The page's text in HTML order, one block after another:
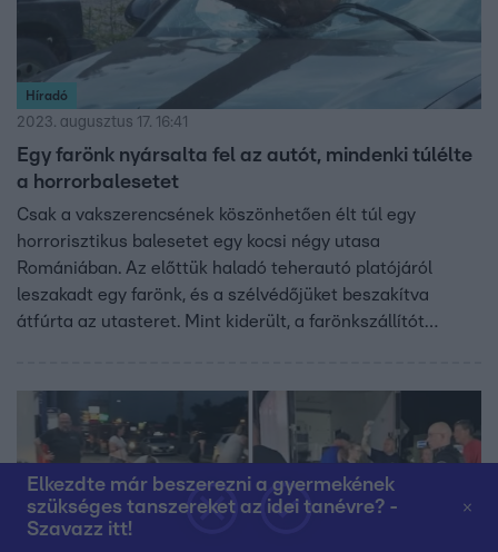
Elkezdte már beszerezni a gyermekének
szükséges tanszereket az idei tanévre? -
Szavazz itt!
Híradó
2023. augusztus 17. 16:41
Egy farönk nyársalta fel az autót, mindenki túlélte
a horrorbalesetet
Csak a vakszerencsének köszönhetően élt túl egy
horrorisztikus balesetet egy kocsi négy utasa
Romániában. Az előttük haladó teherautó platójáról
leszakadt egy farönk, és a szélvédőjüket beszakítva
átfúrta az utasteret. Mint kiderült, a farönkszállítót